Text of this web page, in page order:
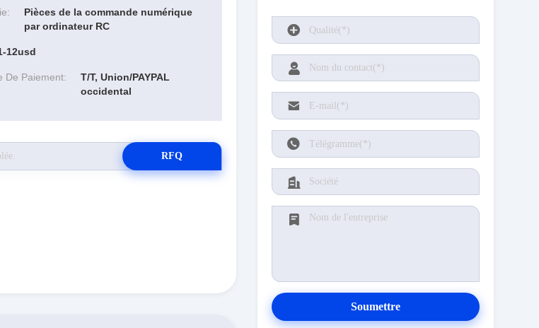
Pièces de la commande numérique
par ordinateur RC
12usd
De Paiement:
T/T, Union/PAYPAL
occidental
RFQ
Soumettre